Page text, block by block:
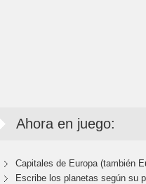
Ahora en juego:
Capitales de Europa (también
Escribe los planetas según su